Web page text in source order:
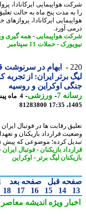
هواپیمایی ایرکانادا،
مدت پنج ماه به حالت تعلیق
ایرکانادا، پروازهای
آورد.
هواپیمایی-همه گیری
- حملات 11 سپتامبر
ابهام در سرنوشت
برتر ایران: از تجربه
اوکراین و روسیه
7
-ورزشی-
81283800
رقابت ها در فوتبال ایران بار
قرارداد بازیکنان و تعهدات
کرده؛ موضوعی که پیش تر در
بازیکنان-فوتبال ایران -
لیگ برتر - اوکراین
قبل صفحه بعد 1
2
14
15
16
17
18
19
ویژهاندیشه معاصر